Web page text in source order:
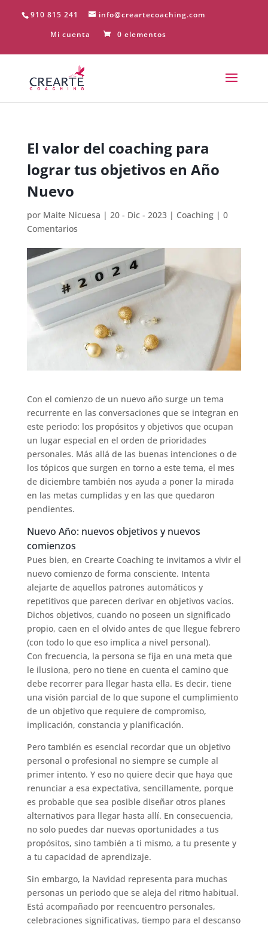
910 815 241
info@creartecoaching.com
Mi cuenta
0 elementos
El valor del coaching para
lograr tus objetivos en Año
Nuevo
por Maite Nicuesa | 20 - Dic - 2023| Coaching| 0
Comentarios
Con el comienzo de un nuevo año surge un tema
recurrente en las conversaciones que se integran en
este periodo: los propósitos y objetivos que ocupan
un lugar especial en el orden de prioridades
personales. Más allá de las buenas intenciones o de
los tópicos que surgen en torno a este tema, el mes
de diciembre también nos ayuda a poner la mirada
en las metas cumplidas y en las que quedaron
pendientes.
Nuevo Año: nuevos objetivos y nuevos
comienzos
Pues bien, en Crearte Coaching te invitamos a vivir el
nuevo comienzo de forma consciente. Intenta
alejarte de aquellos patrones automáticos y
repetitivos que parecen derivar en objetivos vacíos.
Dichos objetivos, cuando no poseen un significado
propio, caen en el olvido antes de que llegue febrero
(con todo lo que eso implica a nivel personal).
Con frecuencia, la persona se fija en una meta que
le ilusiona, pero no tiene en cuenta el camino que
debe recorrer para llegar hasta ella. Es decir, tiene
una visión parcial de lo que supone el cumplimiento
de un objetivo que requiere de compromiso,
implicación, constancia y planificación.
Pero también es esencial recordar que un objetivo
personal o profesional no siempre se cumple al
primer intento. Y eso no quiere decir que haya que
renunciar a esa expectativa, sencillamente, porque
es probable que sea posible diseñar otros planes
alternativos para llegar hasta allí. En consecuencia,
no solo puedes dar nuevas oportunidades a tus
propósitos, sino también a ti mismo, a tu presente y
a tu capacidad de aprendizaje.
Sin embargo, la Navidad representa para muchas
personas un periodo que se aleja del ritmo habitual.
Está acompañado por reencuentro personales,
celebraciones significativas, tiempo para el descanso